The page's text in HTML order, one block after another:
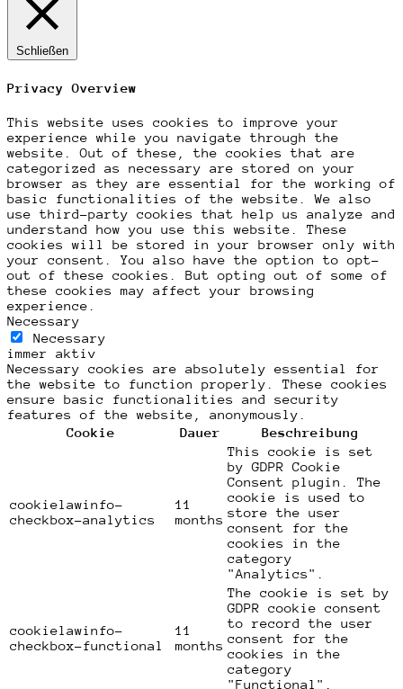
Schließen
Privacy Overview
This website uses cookies to improve your
experience while you navigate through the
website. Out of these, the cookies that are
categorized as necessary are stored on your
browser as they are essential for the working of
basic functionalities of the website. We also
use third-party cookies that help us analyze and
understand how you use this website. These
cookies will be stored in your browser only with
your consent. You also have the option to opt-
out of these cookies. But opting out of some of
these cookies may affect your browsing
experience.
Necessary
Necessary
immer aktiv
Necessary cookies are absolutely essential for
the website to function properly. These cookies
ensure basic functionalities and security
features of the website, anonymously.
Cookie
Dauer Beschreibung
cookielawinfo-
checkbox-analytics
11
months
This cookie is set
by GDPR Cookie
Consent plugin. The
cookie is used to
store the user
consent for the
cookies in the
category
"Analytics".
cookielawinfo-
checkbox-functional
11
months
The cookie is set by
GDPR cookie consent
to record the user
consent for the
cookies in the
category
"Functional".